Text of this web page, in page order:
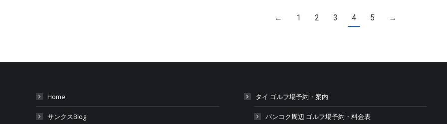
← 1 2 3 4 5 →
Home
サンクスBlog
タイ ゴルフ場予約・案内
バンコク周辺 ゴルフ場予約・料金表